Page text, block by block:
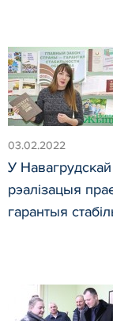
03.02.2022
У
рэалізацыя
гарантыя